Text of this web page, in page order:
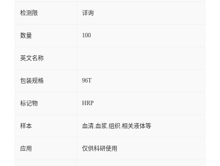
检测限 详询
数量 100
英文名称
包装规格 96T
标记物 HRP
样本 血清.血浆.组织.相关液体等
应用 仅供科研使用